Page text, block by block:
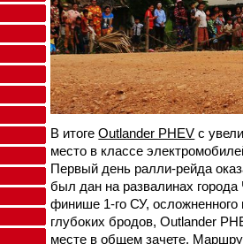
В итогеOutlander PHEV с
место в классе
Первый день ралли-рейда
был дан на развалинах
финише 1-го СУ,
глубоких бродов, Outlander
месте в общем зачете.